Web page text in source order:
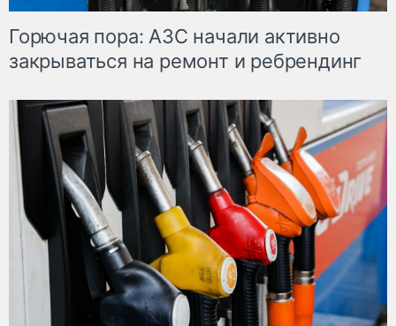
Горючая пора: АЗС начали активно
закрываться на ремонт и ребрендинг